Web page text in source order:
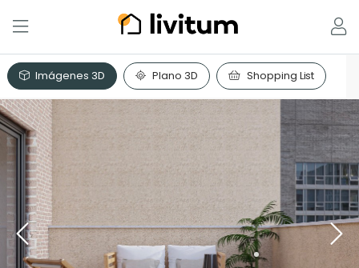
Imágenes 3D Plano 3D Shopping List